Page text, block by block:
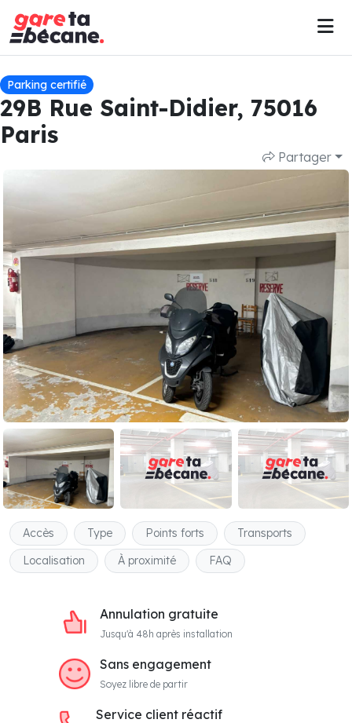
Parking certifié
29B Rue Saint-Didier, 75016
Paris
Partager
Accès Type Points forts
Transports
Localisation
À proximité FAQ
Annulation gratuite
Jusqu'à 48h après installation
Sans engagement
Soyez libre de partir
Service client réactif